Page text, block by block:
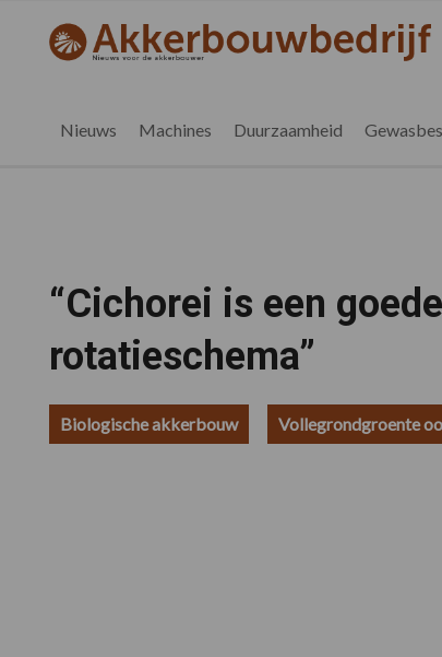
hoofdnavigatie
eerste
voettekst
akkerbouwbedrijf.be
Nieuws
Nieuws Machines Duurzaamheid
“Cichorei is een
rotatieschema”
Biologische akkerbouw Vollegrondgroente